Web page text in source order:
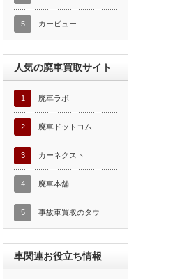
5 カービュー
人気の廃車買取サイト
1 廃車ラボ
2 廃車ドットコム
3 カーネクスト
4 廃車本舗
5 事故車買取のタウ
車関連お役立ち情報